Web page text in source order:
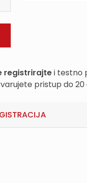
registrirajtei testno
pristup do